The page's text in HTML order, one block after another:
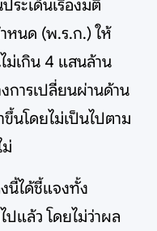
ระเด็นเรื่องมติ
หนด (พ.ร.ก.) ให้
ม่เกิน 4 แสนล้าน
การเปลี่ยนผ่านด้าน
นโดยไม่เป็นไปตาม
นี้ได้ชี้แจงทั้ง
ปแล้ว โดยไม่ว่าผล